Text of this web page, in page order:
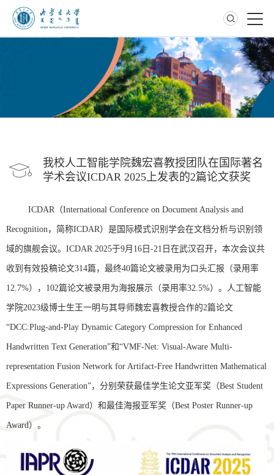
学术科研
我校人工智能学院魏宏喜教授团队在国际著名
学术会议ICDAR 2025上发表的2篇论文获奖
ICDAR（International Conference on Document Analysis and
Recognition，简称ICDAR）是国际模式识别学会在文档分析与识别领
域的旗舰会议。ICDAR 2025于9月16日-21日在武汉召开，本次会议共
收到有效投稿论文314篇，最终40篇论文被录用为口头汇报（录用率
12.7%），102篇论文被录用为海报展示（录用率32.5%）。人工智能
学院2023级博士生王一明与其导师魏宏喜教授合作的2篇论文
“DCC:Plug-and-Play Dynamic Category Compression for Enhanced
Handwritten Text Generation”和“VMF-Net: Visual-Aware Multi-
representation Fusion Network for Artifact-Free Handwritten Mathematical
Expressions Generation”，分别荣获最佳学生论文亚军奖（Best Student
Paper Runner-up Award）和最佳海报亚军奖（Best Poster Runner-up
Award）。